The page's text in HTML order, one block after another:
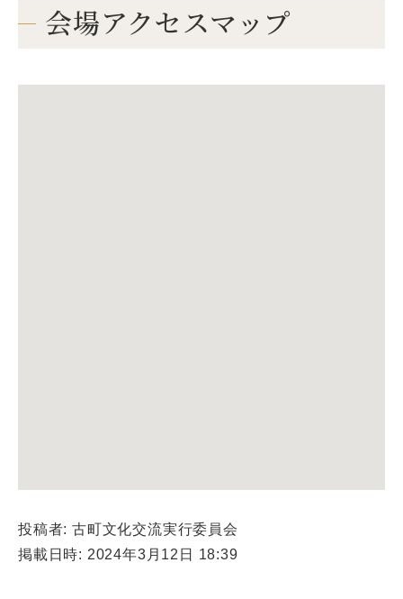
会場アクセスマップ
投稿者: 古町文化交流実行委員会
掲載日時: 2024年3月12日 18:39